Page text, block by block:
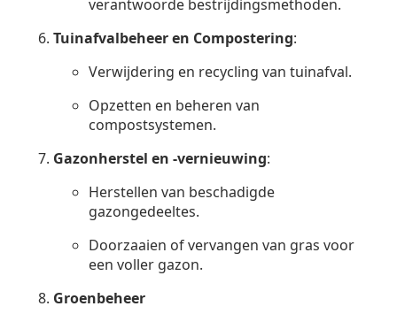
verantwoorde bestrijdingsmethoden.
Tuinafvalbeheer en Compostering:
Verwijdering en recycling van tuinafval.
Opzetten en beheren van
compostsystemen.
Gazonherstel en -vernieuwing:
Herstellen van beschadigde
gazongedeeltes.
Doorzaaien of vervangen van gras voor
een voller gazon.
Groenbeheer